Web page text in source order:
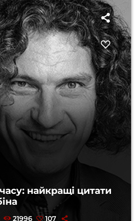
найкращі цитати
21996 107